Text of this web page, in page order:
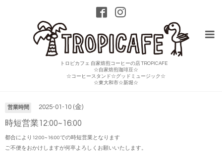
トロピカフェ 自家焙煎コーヒーの店 TROPICAFE
☆自家焙煎珈琲豆☆
☆コーヒースタンド☆グッドミュージック☆
☆東大和市☆新堀☆
営業時間 2025-01-10 (金)
時短営業12:00~16:00
都合により12:00~16:00での時短営業となります
ご不便をおかけしますが何卒よろしくお願いいたします。